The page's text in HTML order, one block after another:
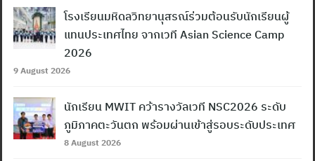
โรงเรียนมหิดลวิทยานุสรณ์ร่วมต้อนรับนักเรียนผู้
แทนประเทศไทย จากเวที Asian Science Camp
2026
9 August 2026
นักเรียน MWIT คว้ารางวัลเวที NSC2026 ระดับ
ภูมิภาคตะวันตก พร้อมผ่านเข้าสู่รอบระดับประเทศ
8 August 2026